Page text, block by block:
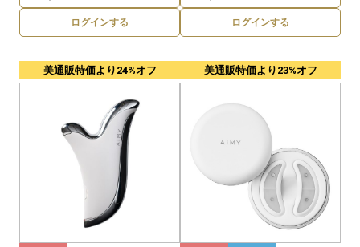
ログインする ログインする
美通販特価より24%オフ 美通販特価より23%オフ